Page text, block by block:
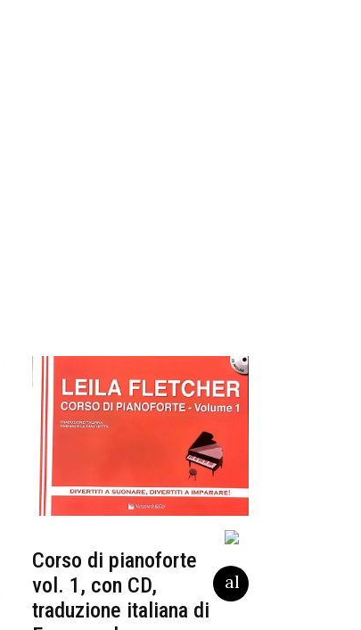
Corso di pianoforte
vol. 1, con CD,
traduzione italiana di